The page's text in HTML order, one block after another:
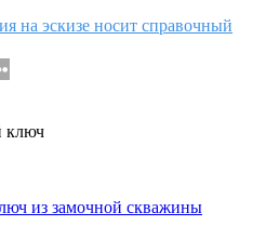
на эскизе носит справочный
из замочной скважины